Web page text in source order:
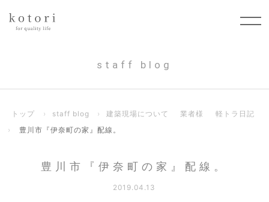
staff blog
トップ › staff blog › 建築現場について 業者様
軽トラ日記
›
豊川市『伊奈町の家』配線。
豊川市『伊奈町の家』配線。
2019.04.13